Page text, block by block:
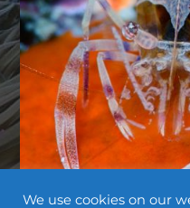
We use cookies on our